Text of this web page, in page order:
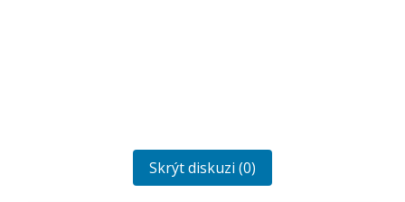
Skrýt diskuzi (0)